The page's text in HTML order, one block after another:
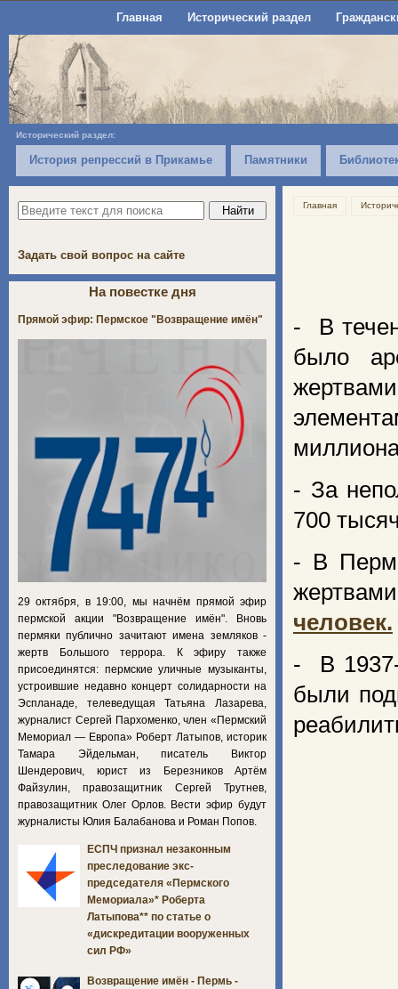
Главная Исторический раздел
Исторический раздел:
История репрессий в Прикамье Памятники
Главная
- В
было
- За
700
- В
человек.
- В
были
Задать свой вопрос на сайте
На повестке дня
Прямой эфир: Пермское "Возвращение имён"
29 октября, в 19:00, мы начнём прямой эфир
пермской акции "Возвращение имён". Вновь
пермяки публично зачитают имена земляков -
жертв Большого террора. К эфиру также
присоединятся: пермские уличные музыканты,
устроившие недавно концерт солидарности на
Эспланаде, телеведущая Татьяна Лазарева,
журналист Сергей Пархоменко, член «Пермский
Мемориал — Европа» Роберт Латыпов, историк
Тамара Эйдельман, писатель Виктор
Шендерович, юрист из Березников Артём
Файзулин, правозащитник Сергей Трутнев,
правозащитник Олег Орлов. Вести эфир будут
журналисты Юлия Балабанова и Роман Попов.
ЕСПЧ признал незаконным
преследование экс-
председателя «Пермского
Мемориала»* Роберта
Латыпова** по статье о
«дискредитации вооруженных
сил РФ»
Возвращение имён - Пермь -